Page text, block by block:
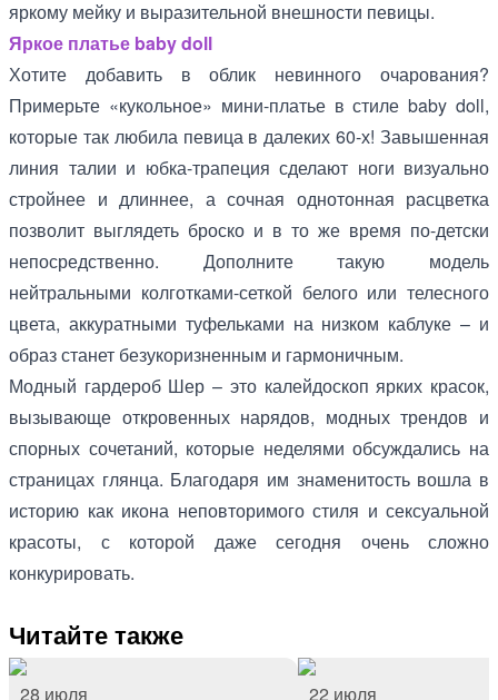
яркому мейку и выразительной внешности певицы.
Яркое платье baby doll
Хотите добавить в облик невинного очарования?
Примерьте «кукольное» мини-платье в стиле baby doll,
которые так любила певица в далеких 60-х! Завышенная
линия талии и юбка-трапеция сделают ноги визуально
стройнее и длиннее, а сочная однотонная расцветка
позволит выглядеть броско и в то же время по-детски
непосредственно. Дополните такую модель
нейтральными колготками-сеткой белого или телесного
цвета, аккуратными туфельками на низком каблуке – и
образ станет безукоризненным и гармоничным.
Модный гардероб Шер – это калейдоскоп ярких красок,
вызывающе откровенных нарядов, модных трендов и
спорных сочетаний, которые неделями обсуждались на
страницах глянца. Благодаря им знаменитость вошла в
историю как икона неповторимого стиля и сексуальной
красоты, с которой даже сегодня очень сложно
конкурировать.
Читайте также
28 июля 22 июля